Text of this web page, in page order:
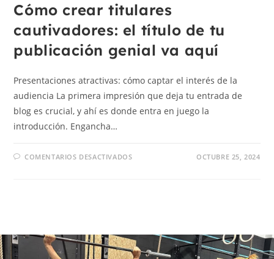
Cómo crear titulares
cautivadores: el título de tu
publicación genial va aquí
Presentaciones atractivas: cómo captar el interés de la
audiencia La primera impresión que deja tu entrada de
blog es crucial, y ahí es donde entra en juego la
introducción. Engancha…
COMENTARIOS DESACTIVADOS OCTUBRE 25, 2024